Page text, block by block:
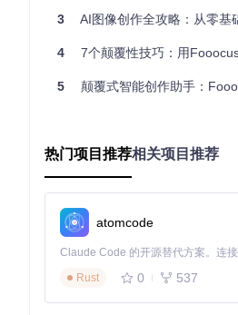
场景需求 ：为新款智能手表设计
📌操作步骤：
设置参数：分辨率1024×1024
💡预期结果：获得4张不同角度
2.2 教育出版：5分钟制作教材插画
场景需求：为小学生科学教材创
3 AI图像创作全攻略：从零基
4 7个颠覆性技巧：用
5 颠覆式智能创作助手：
热门项目推荐相关项目推荐
atomcode
Rust
0 537